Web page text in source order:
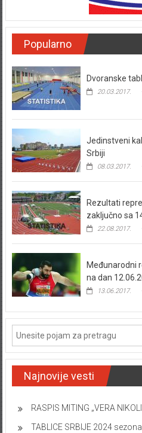
Popularno
Dvoranske
20.03.2017.
Jedinstveni
Srbiji
08.03.2017.
Rezultati
zaključno sa
22.08.2017.
Međunarodni
na dan
13.06.2017.
Najnovije vesti
RASPIS MITING „VERA
TABLICE SRBIJE 2024